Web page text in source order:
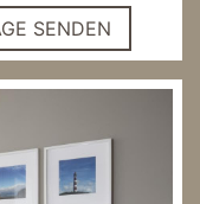
SENDEN